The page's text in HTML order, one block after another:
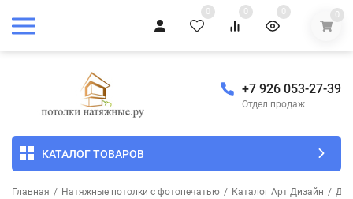
0 0 0 0
+7 926 053-27-39
Отдел продаж
КАТАЛОГ ТОВАРОВ
Главная / Натяжные потолки с фотопечатью / Каталог Арт Дизайн /